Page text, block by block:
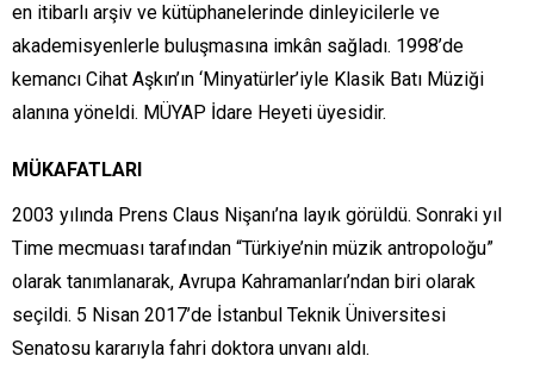
en itibarlı arşiv ve kütüphanelerinde dinleyicilerle ve
akademisyenlerle buluşmasına imkân sağladı. 1998’de
kemancı Cihat Aşkın’ın ‘Minyatürler’iyle Klasik Batı Müziği
alanına yöneldi. MÜYAP İdare Heyeti üyesidir.
MÜKAFATLARI
2003 yılında Prens Claus Nişanı’na layık görüldü. Sonraki yıl
Time mecmuası tarafından “Türkiye’nin müzik antropoloğu”
olarak tanımlanarak, Avrupa Kahramanları’ndan biri olarak
seçildi. 5 Nisan 2017’de İstanbul Teknik Üniversitesi
Senatosu kararıyla fahri doktora unvanı aldı.